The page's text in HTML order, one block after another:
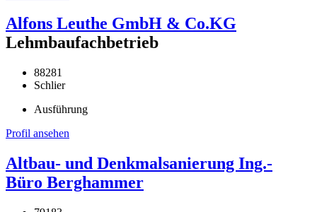
Alfons Leuthe GmbH & Co.KG
Lehmbaufachbetrieb
88281
Schlier
Ausführung
Profil ansehen
Altbau- und Denkmalsanierung Ing.-
Büro Berghammer